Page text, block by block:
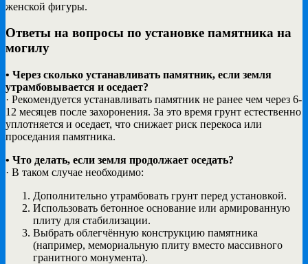
женской фигуры.
Ответы на вопросы по установке памятника на
могилу
• Через сколько устанавливать памятник, если земля
утрамбовывается и оседает?
· Рекомендуется устанавливать памятник не ранее чем через 6-
12 месяцев после захоронения. За это время грунт естественно
уплотняется и оседает, что снижает риск перекоса или
проседания памятника.
• Что делать, если земля продолжает оседать?
· В таком случае необходимо:
Дополнительно утрамбовать грунт перед установкой.
Использовать бетонное основание или армированную
плиту для стабилизации.
Выбрать облегчённую конструкцию памятника
(например, мемориальную плиту вместо массивного
гранитного монумента).